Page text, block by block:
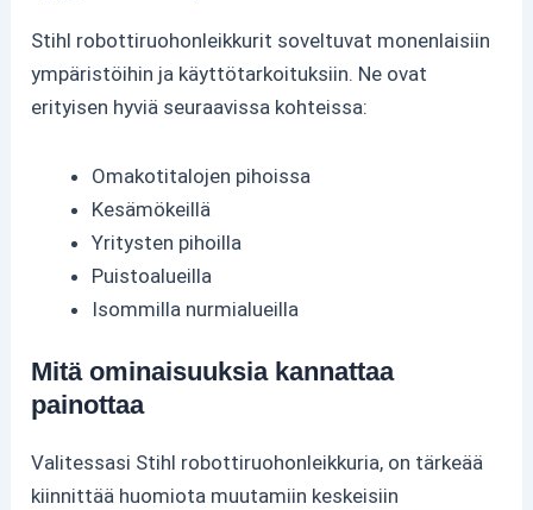
Stihl robottiruohonleikkurit soveltuvat monenlaisiin
ympäristöihin ja käyttötarkoituksiin. Ne ovat
erityisen hyviä seuraavissa kohteissa:
Omakotitalojen pihoissa
Kesämökeillä
Yritysten pihoilla
Puistoalueilla
Isommilla nurmialueilla
Mitä ominaisuuksia kannattaa
painottaa
Valitessasi Stihl robottiruohonleikkuria, on tärkeää
kiinnittää huomiota muutamiin keskeisiin